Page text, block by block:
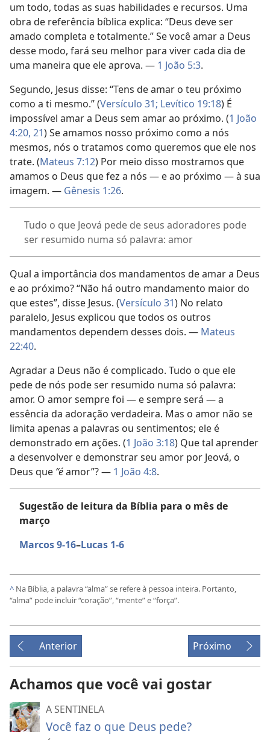
um todo, todas as suas habilidades e recursos. Uma
obra de referência bíblica explica: “Deus deve ser
amado completa e totalmente.” Se você amar a Deus
desse modo, fará seu melhor para viver cada dia de
uma maneira que ele aprova. — 1 João 5:3.
Segundo, Jesus disse: “Tens de amar o teu próximo
como a ti mesmo.” (Versículo 31; Levítico 19:18) É
impossível amar a Deus sem amar ao próximo. (1 João
4:20, 21) Se amamos nosso próximo como a nós
mesmos, nós o tratamos como queremos que ele nos
trate. (Mateus 7:12) Por meio disso mostramos que
amamos o Deus que fez a nós — e ao próximo — à sua
imagem. — Gênesis 1:26.
Tudo o que Jeová pede de seus adoradores pode
ser resumido numa só palavra: amor
Qual a importância dos mandamentos de amar a Deus
e ao próximo? “Não há outro mandamento maior do
que estes”, disse Jesus. (Versículo 31) No relato
paralelo, Jesus explicou que todos os outros
mandamentos dependem desses dois. — Mateus
22:40.
Agradar a Deus não é complicado. Tudo o que ele
pede de nós pode ser resumido numa só palavra:
amor. O amor sempre foi — e sempre será — a
essência da adoração verdadeira. Mas o amor não se
limita apenas a palavras ou sentimentos; ele é
demonstrado em ações. (1 João 3:18) Que tal aprender
a desenvolver e demonstrar seu amor por Jeová, o
Deus que “éamor”? — 1 João 4:8.
Sugestão de leitura da Bíblia para o mês de
março
Marcos 9-16–Lucas 1-6
^ Na Bíblia, a palavra “alma” se refere à pessoa inteira. Portanto,
“alma” pode incluir “coração”, “mente” e “força”.
Anterior Próximo
Achamos que você vai gostar
A SENTINELA
Você faz o que Deus pede?